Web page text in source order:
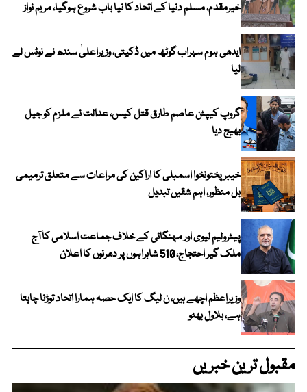
خیرمقدم، مسلم دنیا کے اتحاد کا نیا باب شروع ہوگیا، مریم نواز
ایدھی ہوم سہراب گوٹھ میں ڈکیتی، وزیراعلیٰ سندھ نے نوٹس لے
لیا
گروپ کیپٹن عاصم طارق قتل کیس، عدالت نے ملزم کو جیل
بھیج دیا
خیبرپختونخوا اسمبلی کا اراکین کی مراعات سے متعلق ترمیمی
بل منظور، اہم شقیں تبدیل
پیٹرولیم لیوی اور مہنگائی کے خلاف جماعت اسلامی کا آج
ملک گیر احتجاج، 510 شاہراہوں پر دھرنوں کا اعلان
وزیراعظم اچھے ہیں، ن لیگ کا ایک حصہ ہمارا اتحاد توڑنا چاہتا
ہے، بلاول بھٹو
مقبول ترین خبریں